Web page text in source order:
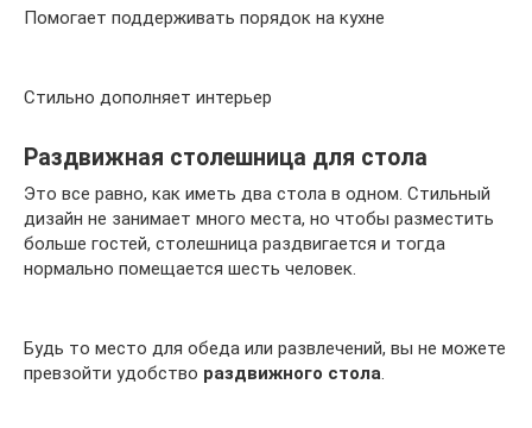
Помогает поддерживать порядок на кухне
Стильно дополняет интерьер
Раздвижная столешница для стола
Это все равно, как иметь два стола в одном. Стильный
дизайн не занимает много места, но чтобы разместить
больше гостей, столешница раздвигается и тогда
нормально помещается шесть человек.
Будь то место для обеда или развлечений, вы не можете
превзойти удобство раздвижного стола